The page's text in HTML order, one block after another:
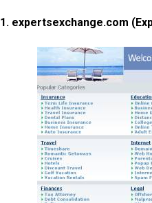
1. expertsexchange.com